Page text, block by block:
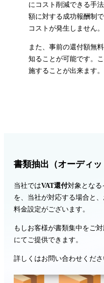
にコスト削減できる手
額に対する成功報酬制
コストが発生しません。
また、事前の還付額無
知ることが可能です。
施することが出来ます。
書類抽出（オーディ
当社ではVAT還付対象となる
を、当社が対応する場合と
料金設定がございます。
もしお客様が書類集中をご
にてご提供できます。
詳しくはお問い合わせくださ